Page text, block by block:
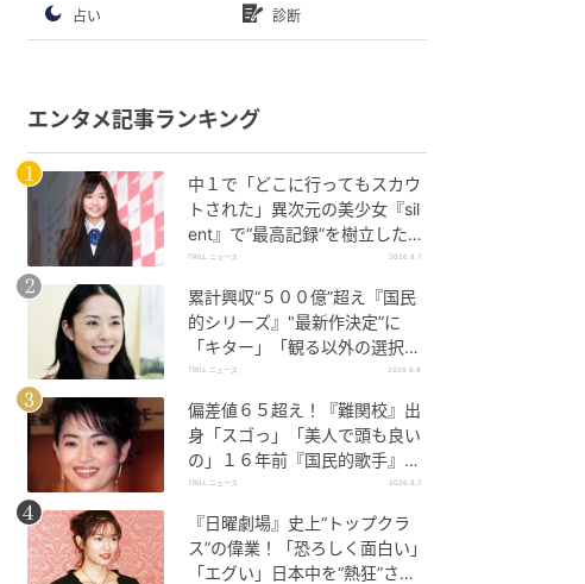
占い 診断
エンタメ記事ランキング
中１で「どこに行ってもスカウ
トされた」異次元の美少女『sil
ent』で“最高記録”を樹立した
「反則級」の【トップ女優】
TRILL ニュース 2026.8.7
累計興収“５００億”超え『国民
的シリーズ』"最新作決定”に
「キター」「観る以外の選択肢
ない」邦画史に刻まれる“完成
TRILL ニュース 2026.8.8
偏差値６５超え！『難関校』出
身「スゴっ」「美人で頭も良い
の」１６年前『国民的歌手』
と“電撃婚”した【美人タレン
TRILL ニュース 2026.8.7
『日曜劇場』史上“トップクラ
ス”の偉業！「恐ろしく面白い」
「エグい」日本中を“熱狂”させ